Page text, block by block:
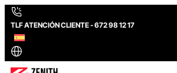
TLF ATENCIÓN CLIENTE - 672 98 12 17